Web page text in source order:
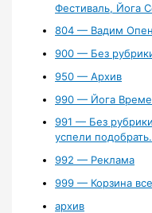
Фестиваль, Йога
804 — Вадим
900 — Без
950 — Архив
990 — Йога
991 — Без
успели подобрать.
992 — Реклама
999 — Корзина
архив